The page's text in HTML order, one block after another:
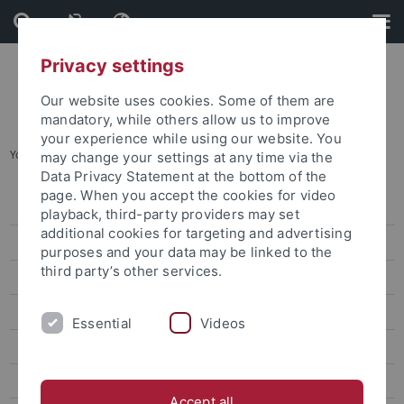
Skip
to
content
Skip
to
footer
You are here: Startseite ... Curriculum Designer
Veranstaltungen
Förderformate
Generative KI in Lehre und Forschung
Digitale Lehre
Teaching Excellence – Digital
Privacy settings
Our website uses cookies. Some of them are
mandatory, while others allow us to improve
your experience while using our website. You
may change your settings at any time via the
Data Privacy Statement at the bottom of the
page. When you accept the cookies for video
playback, third-party providers may set
additional cookies for targeting and advertising
purposes and your data may be linked to the
third party’s other services.
Essential Videos